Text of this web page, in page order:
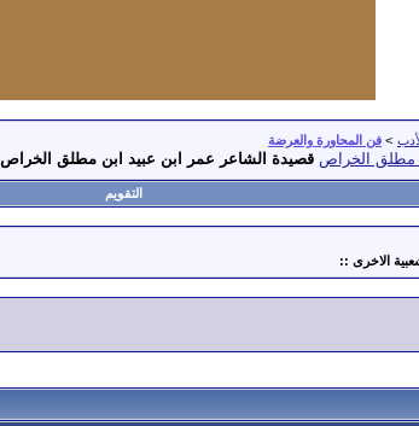
> فن المحاورة والعرضة
قصيدة الشاعر عمر ابن عبيد ابن مطلق الخراص
التقويم
الاخرى ::